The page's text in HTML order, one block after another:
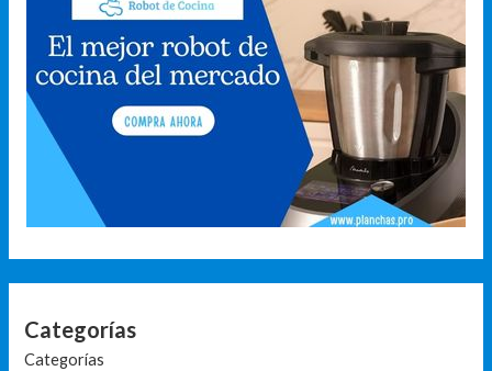
Categorías
Categorías